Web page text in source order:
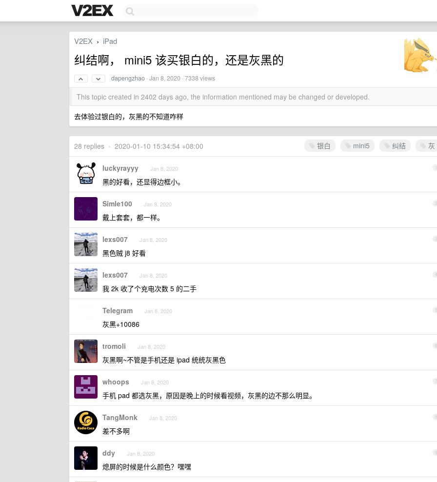
V2EX › iPad
纠结啊， mini5 该买银白的，还是灰黑的
dapengzhao ·Jan 8, 2020 · 7338 views
This topic created in 2402 days ago, the information mentioned may be changed or developed.
去体验过银白的，灰黑的不知道咋样
银白 mini5 纠结 灰
28 replies • 2020-01-10 15:34:54 +08:00
1
luckyrayyy Jan 8, 2020
黑的好看，还显得边框小。
2
Simle100 Jan 8, 2020
戴上套套，都一样。
3
lexs007 Jan 8, 2020
黑色贼 j8 好看
4
lexs007 Jan 8, 2020
我 2k 收了个充电次数 5 的二手
5
Telegram Jan 8, 2020
灰黑+10086
6
tromoli Jan 8, 2020
灰黑啊~不管是手机还是 ipad 统统灰黑色
7
whoops Jan 8, 2020
手机 pad 都选灰黑，原因是晚上的时候看视频，灰黑的边不那么明显。
8
TangMonk Jan 8, 2020
差不多啊
9
ddy Jan 8, 2020
熄屏的时候是什么颜色？嘿嘿